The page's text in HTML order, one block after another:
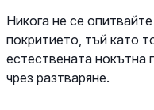
Никога не се
покритието, тъй като
естествената нокътна
чрез разтваряне.